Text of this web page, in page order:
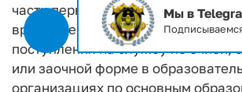
части первой статьи 13 Закона
время (не более пяти лет) их
поступления на службу по очной,
или заочной форме в
организациях по основным
Мы в